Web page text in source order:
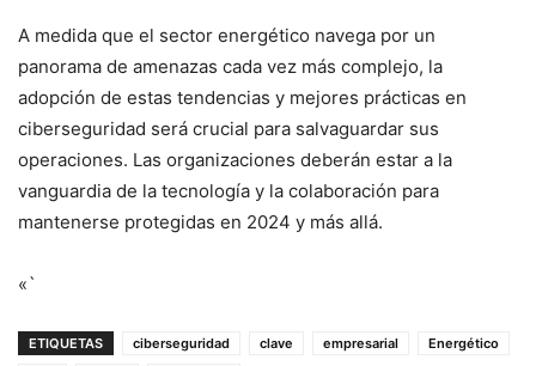
A medida que el sector energético navega por un
panorama de amenazas cada vez más complejo, la
adopción de estas tendencias y mejores prácticas en
ciberseguridad será crucial para salvaguardar sus
operaciones. Las organizaciones deberán estar a la
vanguardia de la tecnología y la colaboración para
mantenerse protegidas en 2024 y más allá.
«`
ETIQUETAS ciberseguridad clave empresarial
Energético